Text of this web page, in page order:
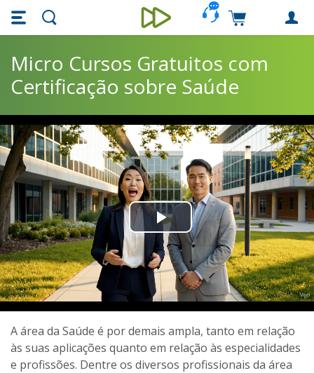
Skip main navigation
Skip to main content
Unieducar
Carrinho de
Micro Cursos Gratuitos com
Certificação sobre Saúde
Play
Video
A área da Saúde é por demais ampla, tanto em relação
às suas aplicações quanto em relação às especialidades
e profissões. Dentre os diversos profissionais da área